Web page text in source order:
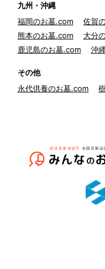
九州・沖縄
福岡のお墓.com
佐賀
熊本のお墓.com
大分
鹿児島のお墓.com
沖
その他
永代供養のお墓.com